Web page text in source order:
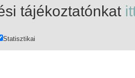
tájékoztatónkat
Statisztikai